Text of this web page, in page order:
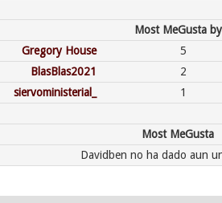
Most MeGusta by
Gregory House
5
BlasBlas2021
2
siervoministerial_
1
Most MeGusta
Davidben no ha dado aun